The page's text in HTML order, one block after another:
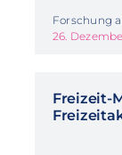
Forschung
26.
Freizeit-